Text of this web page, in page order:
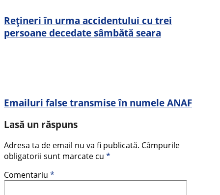
Rețineri în urma accidentului cu trei
persoane decedate sâmbătă seara
Emailuri false transmise în numele ANAF
Lasă un răspuns
Adresa ta de email nu va fi publicată. Câmpurile
obligatorii sunt marcate cu *
Comentariu *